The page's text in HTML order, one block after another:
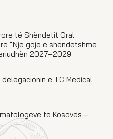
të Shëndetit Oral:
“Një gojë e shëndetshme
2027–2029
e TC Medical
të Kosovës –